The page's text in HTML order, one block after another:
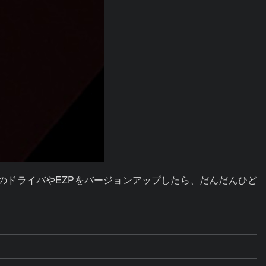
ライバやEZPをバージョンアップしたら、だんだんひど